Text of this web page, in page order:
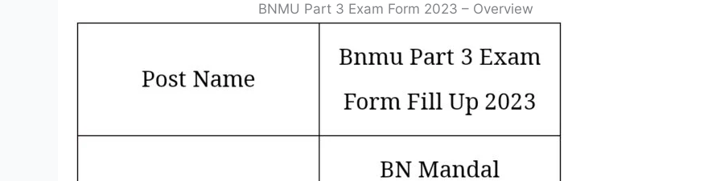
BNMU Part 3 Exam Form 2023 – Overview